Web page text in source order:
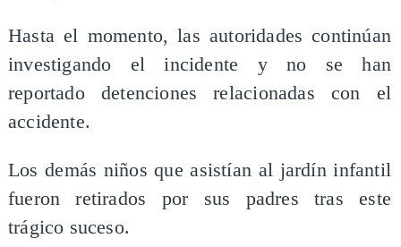
Hasta el momento, las autoridades continúan
investigando el incidente y no se han
reportado detenciones relacionadas con el
accidente.
Los demás niños que asistían al jardín infantil
fueron retirados por sus padres tras este
trágico suceso.